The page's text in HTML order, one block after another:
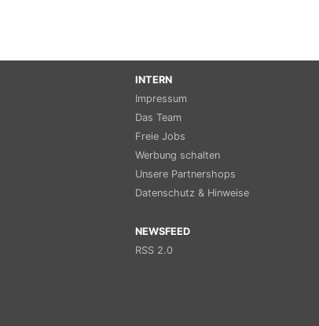
INTERN
Impressum
Das Team
Freie Jobs
Werbung schalten
Unsere Partnershops
Datenschutz & Hinweise
NEWSFEED
RSS 2.0